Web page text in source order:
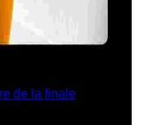
de la finale